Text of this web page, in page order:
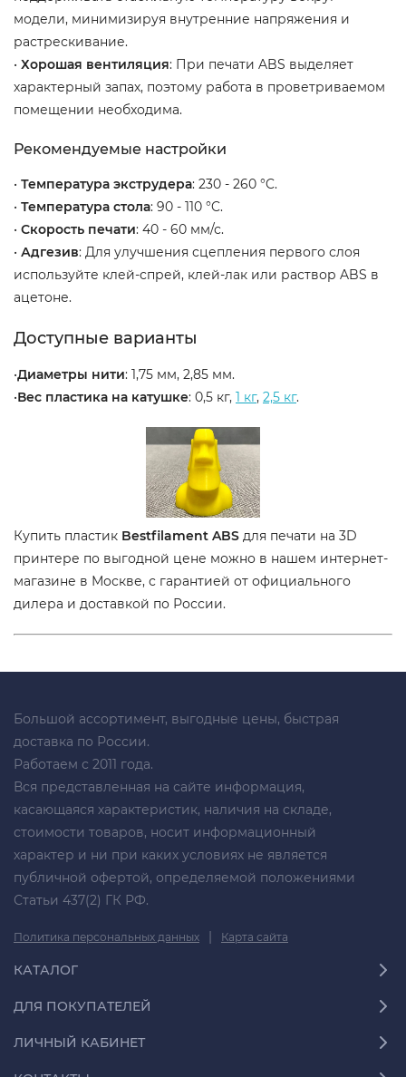
модели, минимизируя внутренние напряжения и
растрескивание.
• Хорошая вентиляция: При печати ABS выделяет
характерный запах, поэтому работа в проветриваемом
помещении необходима.
Рекомендуемые настройки
• Температура экструдера: 230 - 260 °C.
• Температура стола: 90 - 110 °C.
• Скорость печати: 40 - 60 мм/с.
• Адгезив: Для улучшения сцепления первого слоя
используйте клей-спрей, клей-лак или раствор ABS в
ацетоне.
Доступные варианты
•Диаметры нити: 1,75 мм, 2,85 мм.
•Вес пластика на катушке: 0,5 кг, 1 кг, 2,5 кг.
Купить пластик Bestfilament ABS для печати на 3D
принтере по выгодной цене можно в нашем интернет-
магазине в Москве, с гарантией от официального
дилера и доставкой по России.
Большой ассортимент, выгодные цены, быстрая
доставка по России.
Работаем с 2011 года.
Вся представленная на сайте информация,
касающаяся характеристик, наличия на складе,
стоимости товаров, носит информационный
характер и ни при каких условиях не является
публичной офертой, определяемой положениями
Статьи 437(2) ГК РФ.
Политика персональных данных Карта сайта
КАТАЛОГ
ДЛЯ ПОКУПАТЕЛЕЙ
ЛИЧНЫЙ КАБИНЕТ